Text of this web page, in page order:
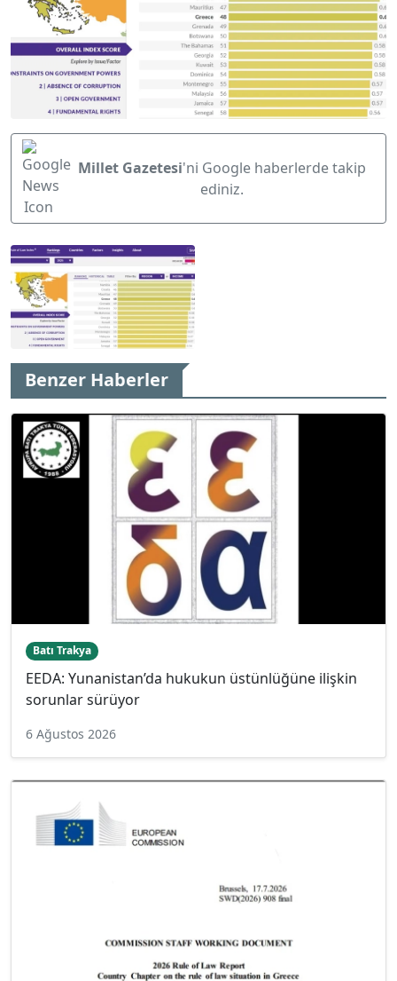
Millet Gazetesi'ni Google haberlerde takip
ediniz.
Benzer Haberler
Batı Trakya
EEDA: Yunanistan’da hukukun üstünlüğüne ilişkin
sorunlar sürüyor
6 Ağustos 2026